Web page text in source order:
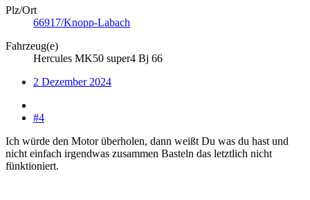
Plz/Ort
66917/Knopp-Labach
Fahrzeug(e)
Hercules MK50 super4 Bj 66
2 Dezember 2024
#4
Ich würde den Motor überholen, dann weißt Du was du hast und
nicht einfach irgendwas zusammen Basteln das letztlich nicht
fünktioniert.